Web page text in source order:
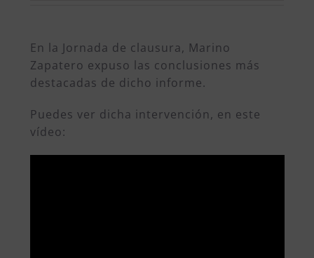
En la Jornada de clausura, Marino
Zapatero expuso las conclusiones más
destacadas de dicho informe.
Puedes ver dicha intervención, en este
vídeo: